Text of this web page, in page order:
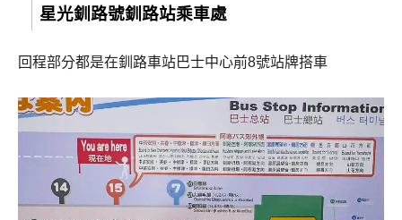
星光釧路號釧路站乘車處
回程部分都是在釧路車站巴士中心前8號站牌搭車